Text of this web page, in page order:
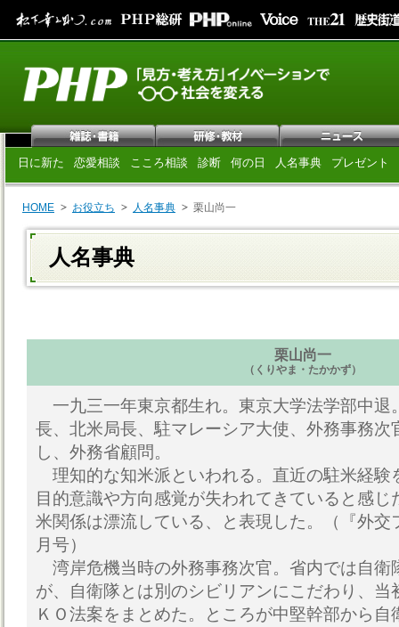
日に新た 恋愛相談 こころ相談 診断 何の日 人名事典 プレゼント
HOME お役立ち 人名事典 栗山尚一
人名事典
栗山尚一
（くりやま・たかかず）
一九三一年東京都生れ。東京大学法学部中退
長、北米局長、駐マレーシア大使、外務事務次
し、外務省顧問。
理知的な知米派といわれる。直近の駐米経験
目的意識や方向感覚が失われてきていると感
米関係は漂流している、と表現した。（『外交
月号）
湾岸危機当時の外務事務次官。省内では自衛
が、自衛隊とは別のシビリアンにこだわり、当
ＫＯ法案をまとめた。ところが中堅幹部から